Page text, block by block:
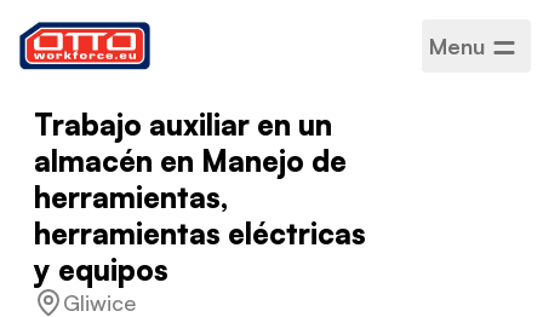
Menu
Trabajo auxiliar en un
almacén en Manejo de
herramientas,
herramientas eléctricas
y equipos
Gliwice